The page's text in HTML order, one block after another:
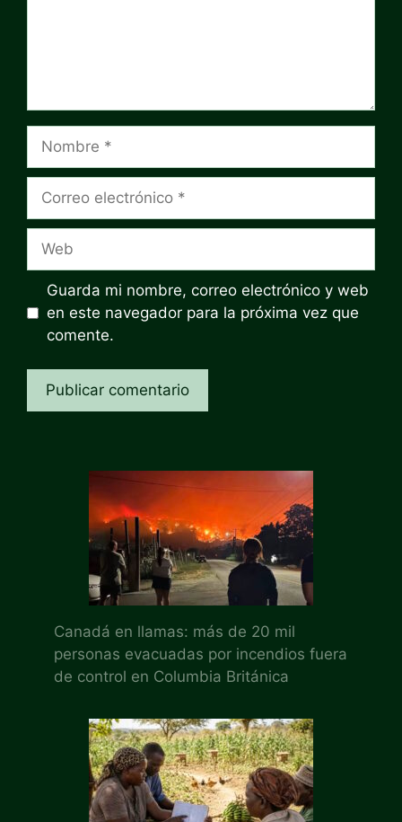
electrónico
Guarda mi nombre, correo electrónico y web
en este navegador para la próxima vez que
comente.
Canadá en llamas: más de 20 mil
personas evacuadas por incendios fuera
de control en Columbia Británica